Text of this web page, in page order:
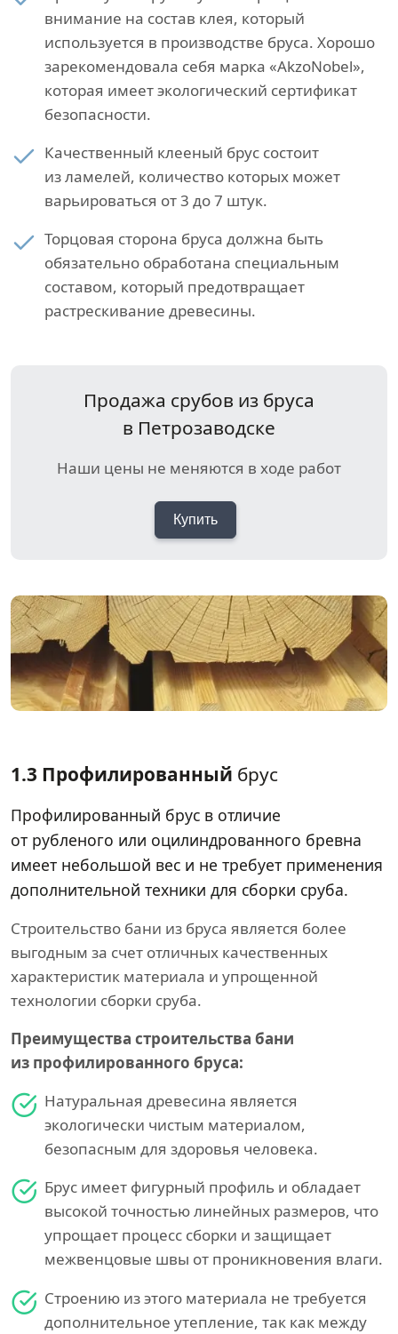
внимание на состав клея, который
используется в производстве бруса. Хорошо
зарекомендовала себя марка «AkzoNobel»,
которая имеет экологический сертификат
безопасности.
Качественный клееный брус состоит
из ламелей, количество которых может
варьироваться от 3 до 7 штук.
Торцовая сторона бруса должна быть
обязательно обработана специальным
составом, который предотвращает
растрескивание древесины.
Продажа срубов из бруса
в Петрозаводске
Наши цены не меняются в ходе работ
Купить
1.3 Профилированный брус
Профилированный брус в отличие
от рубленого или оцилиндрованного бревна
имеет небольшой вес и не требует применения
дополнительной техники для сборки сруба.
Строительство бани из бруса является более
выгодным за счет отличных качественных
характеристик материала и упрощенной
технологии сборки сруба.
Преимущества строительства бани
из профилированного бруса:
Натуральная древесина является
экологически чистым материалом,
безопасным для здоровья человека.
Брус имеет фигурный профиль и обладает
высокой точностью линейных размеров, что
упрощает процесс сборки и защищает
межвенцовые швы от проникновения влаги.
Строению из этого материала не требуется
дополнительное утепление, так как между